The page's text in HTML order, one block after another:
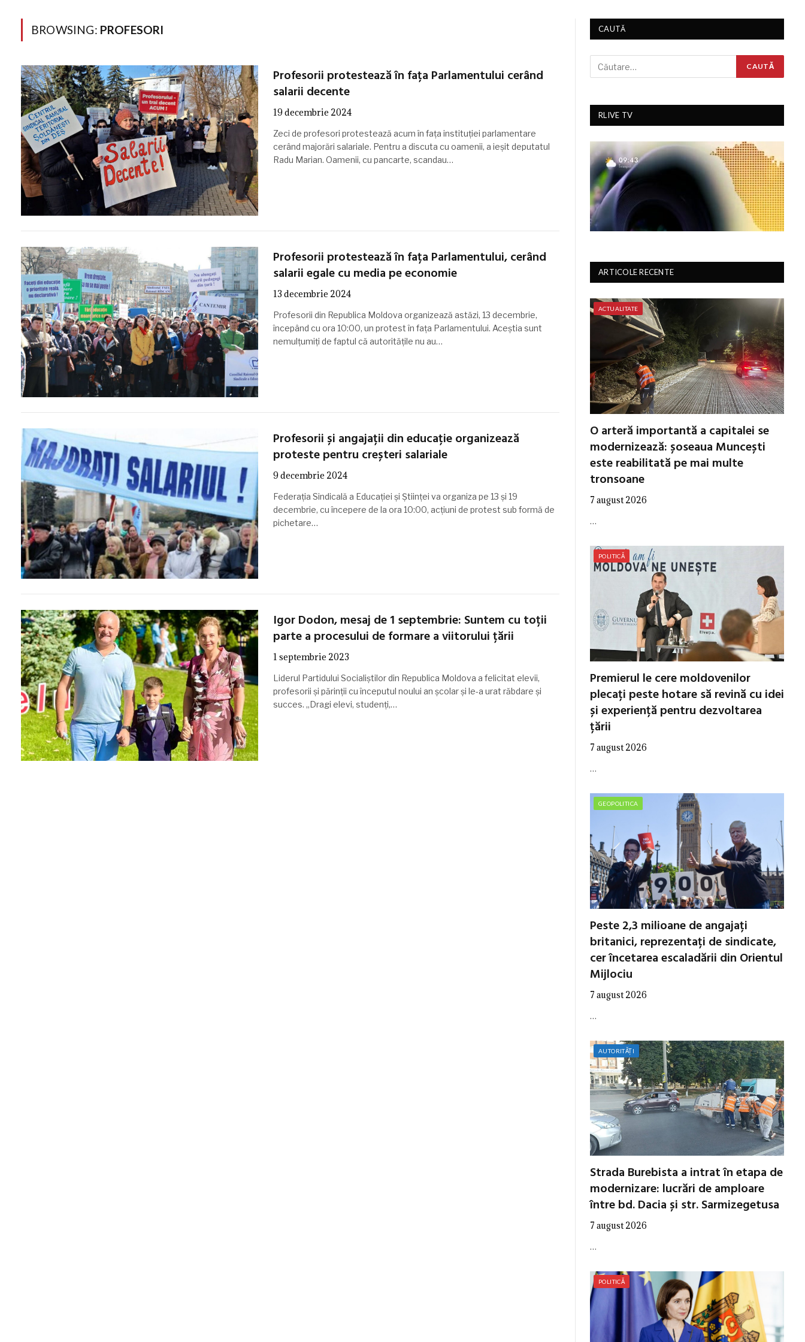
BROWSING: PROFESORI
Profesorii protestează în fața Parlamentului cerând
salarii decente
19 decembrie 2024
Zeci de profesori protestează acum în fața instituției parlamentare
cerând majorări salariale. Pentru a discuta cu oamenii, a ieșit deputatul
Radu Marian. Oamenii, cu pancarte, scandau…
Profesorii protestează în fața Parlamentului, cerând
salarii egale cu media pe economie
13 decembrie 2024
Profesorii din Republica Moldova organizează astăzi, 13 decembrie,
începând cu ora 10:00, un protest în fața Parlamentului. Aceștia sunt
nemulțumiți de faptul că autoritățile nu au…
Profesorii și angajații din educație organizează
proteste pentru creșteri salariale
9 decembrie 2024
Federația Sindicală a Educației și Științei va organiza pe 13 și 19
decembrie, cu începere de la ora 10:00, acțiuni de protest sub formă de
pichetare…
Igor Dodon, mesaj de 1 septembrie: Suntem cu toții
parte a procesului de formare a viitorului țării
1 septembrie 2023
Liderul Partidului Socialiștilor din Republica Moldova a felicitat elevii,
profesorii și părinții cu începutul noului an școlar și le-a urat răbdare și
succes. „Dragi elevi, studenți,…
CAUTĂ
RLIVE TV
ARTICOLE RECENTE
ACTUALITATE
O arteră importantă a capitalei se
modernizează: șoseaua Muncești
este reabilitată pe mai multe
tronsoane
7 august 2026
…
POLITICĂ
Premierul le cere moldovenilor
plecați peste hotare să revină cu idei
și experiență pentru dezvoltarea
țării
7 august 2026
…
GEOPOLITICA
Peste 2,3 milioane de angajați
britanici, reprezentați de sindicate,
cer încetarea escaladării din Orientul
Mijlociu
7 august 2026
…
AUTORITĂȚI
Strada Burebista a intrat în etapa de
modernizare: lucrări de amploare
între bd. Dacia și str. Sarmizegetusa
7 august 2026
…
POLITICĂ